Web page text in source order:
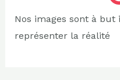
Nos images sont à
représenter la réalité